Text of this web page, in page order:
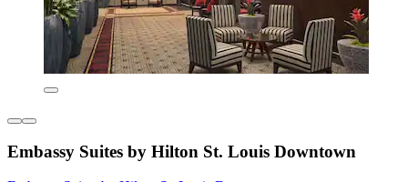
Embassy Suites by Hilton St. Louis Downtown